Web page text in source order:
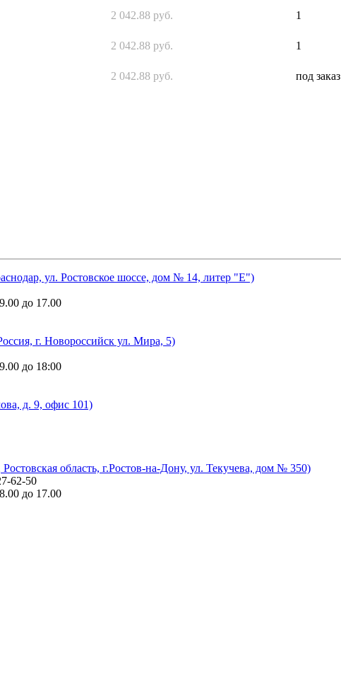
2 042.88 руб. 1
2 042.88 руб. 1
2 042.88 руб. под заказ
ул. Ростовское шоссе, дом № 14, литер "Е")
до 17.00
г. Новороссийск ул. Мира, 5)
до 18:00
д. 9, офис 101)
область, г.Ростов-на-Дону, ул. Текучева, дом № 350)
62-50
до 17.00